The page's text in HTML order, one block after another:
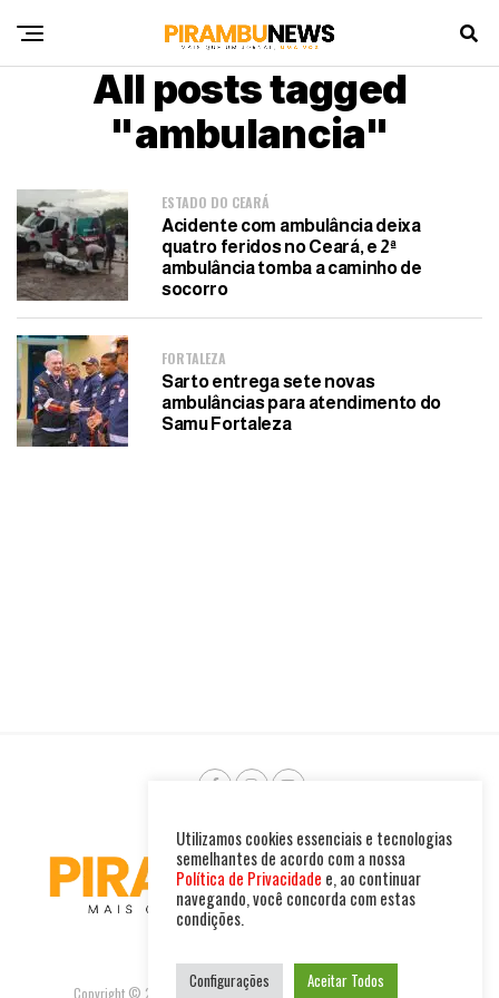
All posts tagged
"ambulancia"
ESTADO DO CEARÁ
Acidente com ambulância deixa
quatro feridos no Ceará, e 2ª
ambulância tomba a caminho de
socorro
FORTALEZA
Sarto entrega sete novas
ambulâncias para atendimento do
Samu Fortaleza
Copyright © 2025. Todos os direitos reservados. PIRAMBU NEWS
Utilizamos cookies essenciais e tecnologias
semelhantes de acordo com a nossa
Política de Privacidade e, ao continuar
navegando, você concorda com estas
condições.
Configurações Aceitar Todos